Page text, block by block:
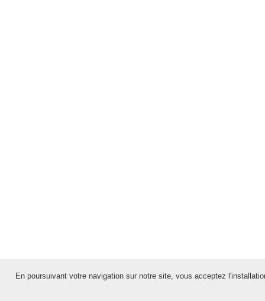
En poursuivant votre navigation sur notre site, vous acceptez